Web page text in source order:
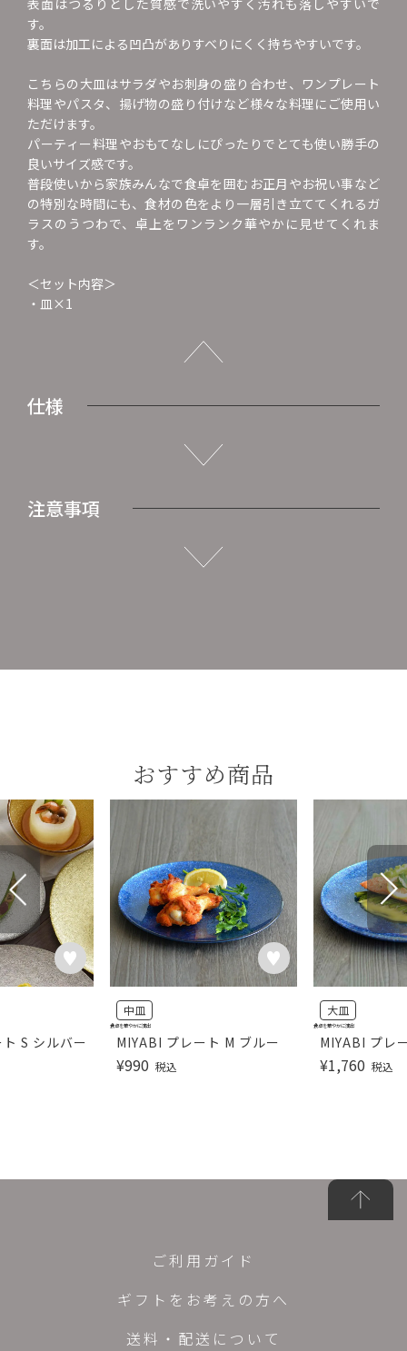
す。
裏面は加工による凹凸がありすべりにくく持ちやすいです。
こちらの大皿はサラダやお刺身の盛り合わせ、ワンプレート
料理やパスタ、揚げ物の盛り付けなど様々な料理にご使用い
ただけます。
パーティー料理やおもてなしにぴったりでとても使い勝手の
良いサイズ感です。
普段使いから家族みんなで食卓を囲むお正月やお祝い事など
の特別な時間にも、食材の色をより一層引き立ててくれるガ
ラスのうつわで、卓上をワンランク華やかに見せてくれま
す。
＜セット内容＞
・皿×1
仕様
注意事項
おすすめ商品
S シルバー MIYABI プレート M ブルー
中皿
¥990 税込
食卓を華やかに演出
MIYABI プレ
大皿
¥1,760 税込
食卓を華やかに演出
ご利用ガイド
ギフトをお考えの方へ
送料・配送について